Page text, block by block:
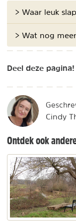
> Waar leuk
> Wat nog
Deel deze pagina!
Cindy
Ontdek ook